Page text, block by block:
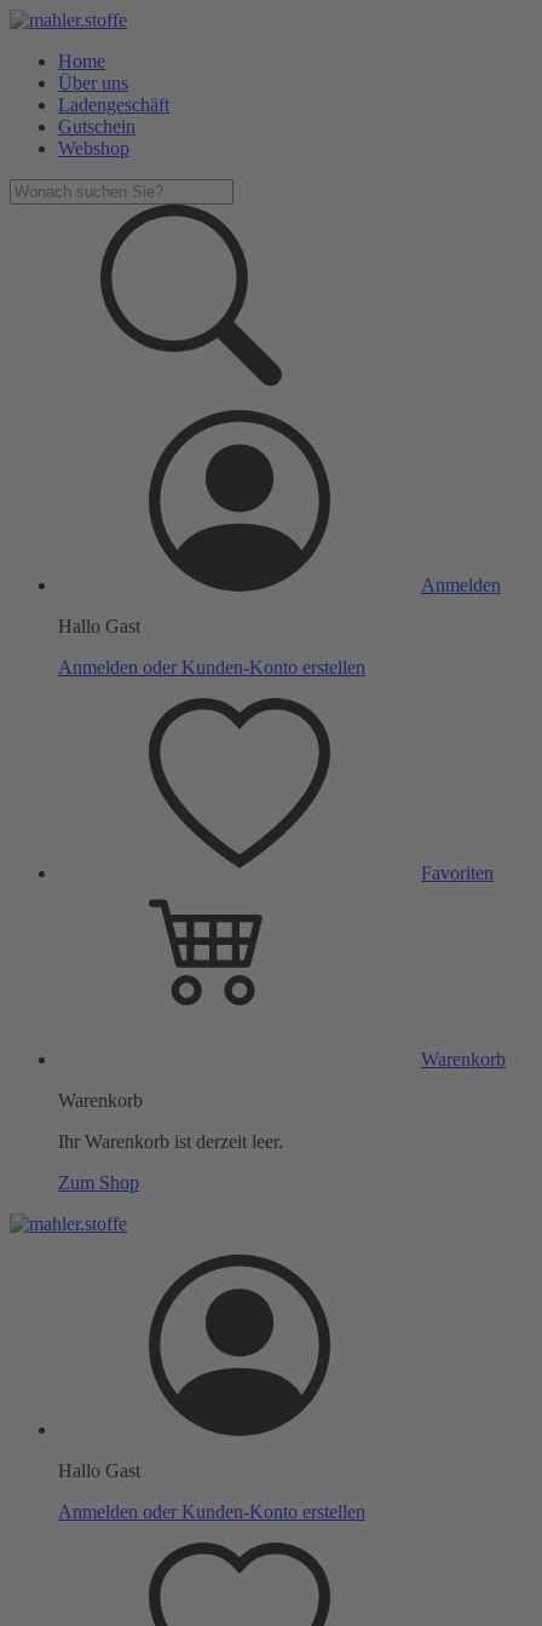
Home
Über uns
Ladengeschäft
Gutschein
Webshop
Anmelden
Hallo Gast
Anmelden oder Kunden-Konto erstellen
Favoriten
Warenkorb
Warenkorb
Ihr Warenkorb ist derzeit leer.
Zum Shop
Hallo Gast
Anmelden oder Kunden-Konto erstellen